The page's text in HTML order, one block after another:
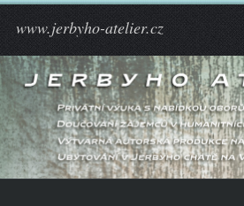
www.jerbyho-atelier.cz